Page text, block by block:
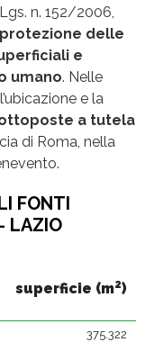
n. 152/2006,
protezione delle
e
umano. Nelle
e la
a tutela
di Roma, nella
FONTI
LAZIO
superficie (m2)
375.322